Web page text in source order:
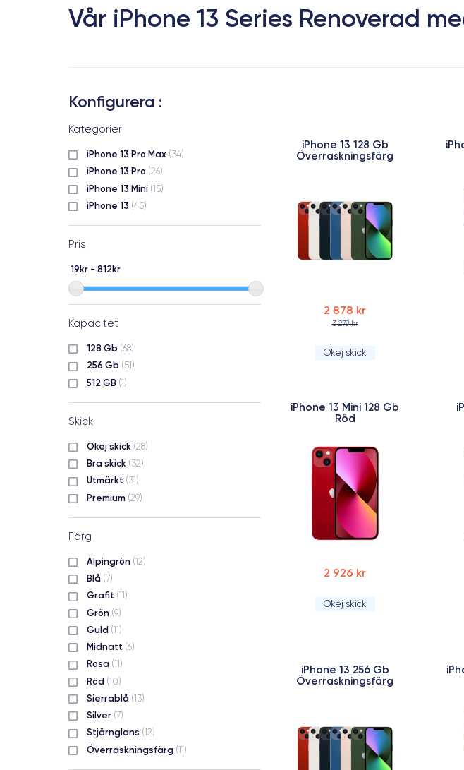
Vår iPhone 13 Series Renoverad
Konfigurera :
Kategorier
iPhone 13 Pro Max (34)
iPhone 13 Pro (26)
iPhone 13 Mini (15)
iPhone 13 (45)
Pris
19kr - 812kr
Kapacitet
128 Gb (68)
256 Gb (51)
512 GB (1)
Skick
Okej skick (28)
Bra skick (32)
Utmärkt (31)
Premium (29)
Färg
Alpingrön (12)
Blå (7)
Grafit (11)
Grön (9)
Guld (11)
Midnatt (6)
Rosa (11)
Röd (10)
Sierrablå (13)
Silver (7)
Stjärnglans (12)
Överraskningsfärg (11)
iPhone 13 128 Gb
Överraskningsfärg
2 878 kr
3 278 kr
Okej skick
iPhone 13 Mini 128 Gb
Röd
2 926 kr
Okej skick
iPhone 13 256 Gb
Överraskningsfärg